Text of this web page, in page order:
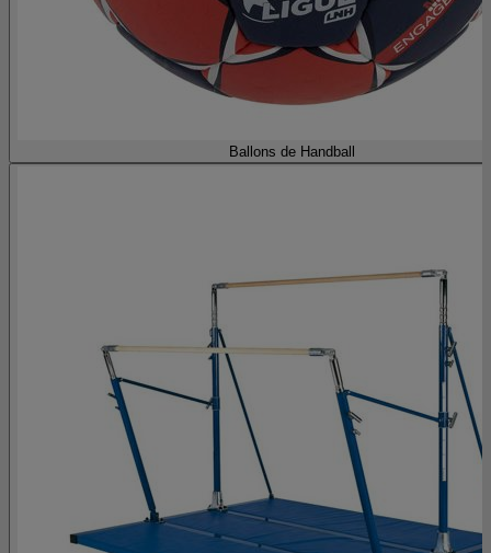
Ballons de Handball